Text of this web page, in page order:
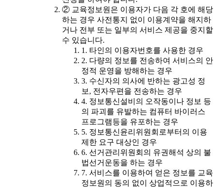
② 교육정보원은 이용자가 다음 각 호에 해당
하는 경우 사전통지 없이 이용계약을 해지하
거나 전부 또는 일부의 서비스 제공을 중지할
수 있습니다.
1. 타인의 이용자번호를 사용한 경우
2. 다량의 정보를 전송하여 서비스의 안
정적 운영을 방해하는 경우
3. 수신자의 의사에 반하는 광고성 정
보, 전자우편을 전송하는 경우
4. 정보통신설비의 오작동이나 정보 등
의 파괴를 유발하는 컴퓨터 바이러스
프로그램등을 유포하는 경우
5. 정보통신윤리위원회로부터의 이용
제한 요구 대상인 경우
6. 선거관리위원회의 유권해석 상의 불
법선거운동을 하는 경우
7. 서비스를 이용하여 얻은 정보를 교육
정보원의 동의 없이 상업적으로 이용하